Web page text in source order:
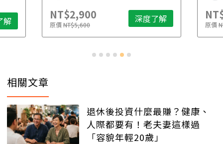
解 NT$2,900
原價NT$5,600 深度了解 原價
相關文章
退休後投資什麼最賺？健康、
人際都要有！老夫妻這樣過
「容貌年輕20歲」